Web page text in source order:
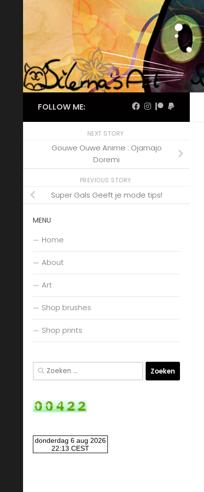
Skip to content
FOLLOW ME:
NEXT STORY
Gouwe Ouwe Anime : Ojamajo
Doremi
PREVIOUS STORY
Super Gals Geeft je mode tips!
MENU
Home
About
Art
Shop brushes
Shop prints
Zoeken
naar: